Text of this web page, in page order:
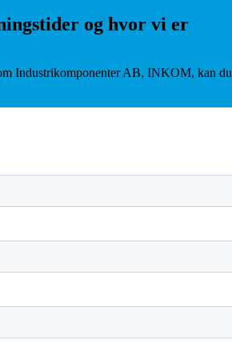
og hvor vi er
Industrikomponenter AB, INKOM, kan